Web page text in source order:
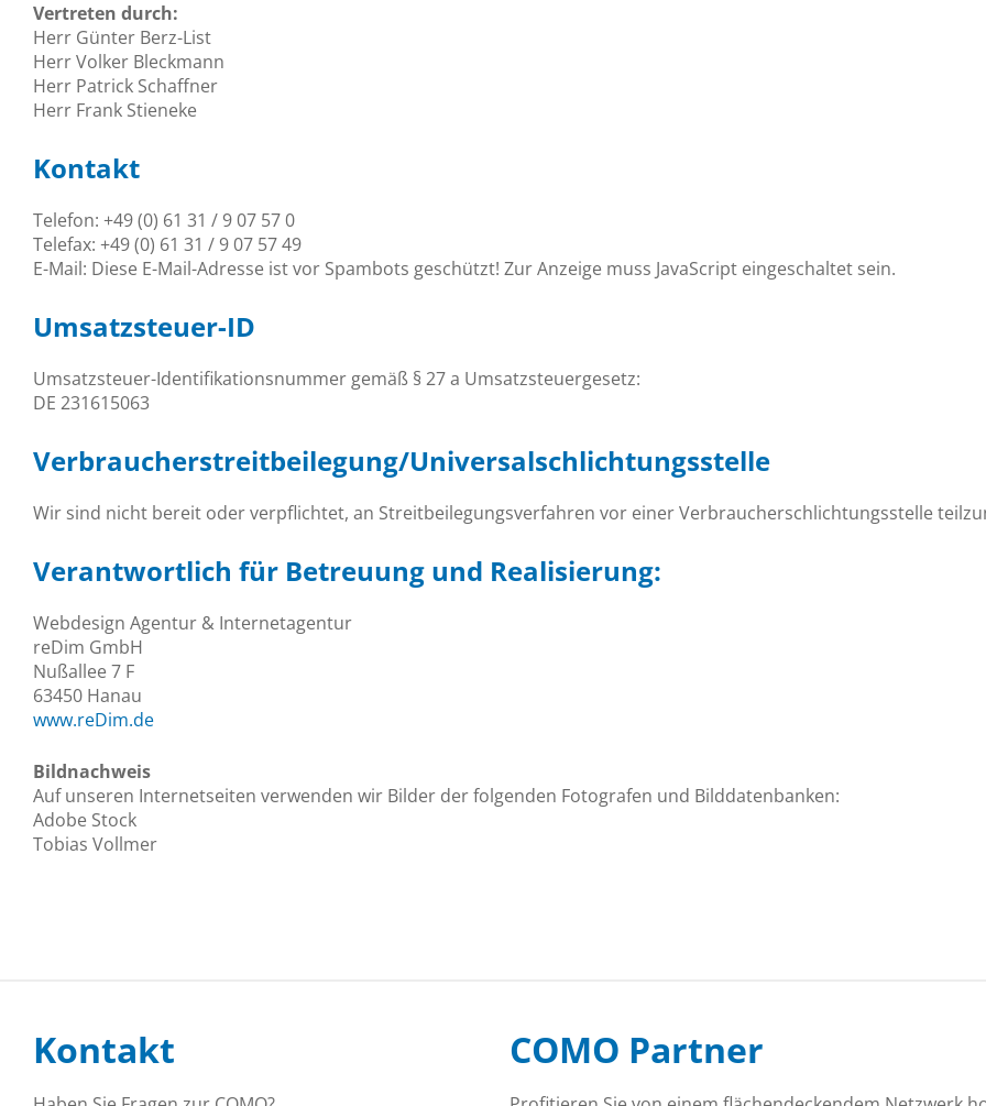
Vertreten durch:
Herr Günter Berz-List
Herr Volker Bleckmann
Herr Patrick Schaffner
Herr Frank Stieneke
Kontakt
Telefon: +49 (0) 61 31 / 9 07 57 0
Telefax: +49 (0) 61 31 / 9 07 57 49
E-Mail: Diese E-Mail-Adresse ist vor Spambots geschützt! Zur Anzeige muss JavaScript eingeschaltet sein.
Umsatzsteuer-ID
Umsatzsteuer-Identifikationsnummer gemäß § 27 a Umsatzsteuergesetz:
DE 231615063
Verbraucher­streit­beilegung/Universal­schlichtungs­stelle
Wir sind nicht bereit oder verpflichtet, an Streitbeilegungsverfahren vor einer Verbraucherschlichtungsstelle
Verantwortlich für Betreuung und Realisierung:
Webdesign Agentur & Internetagentur
reDim GmbH
Nußallee 7 F
63450 Hanau
www.reDim.de
Bildnachweis
Auf unseren Internetseiten verwenden wir Bilder der folgenden Fotografen und Bilddatenbanken:
Adobe Stock
Tobias Vollmer
Kontakt COMO Partner